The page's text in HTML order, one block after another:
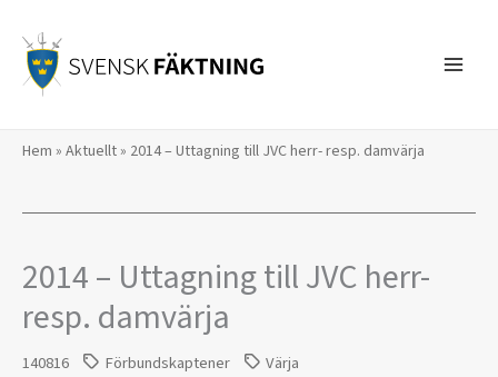
innehåll
Hem » Aktuellt» 2014 – Uttagning till JVC herr- resp. damvärja
2014 – Uttagning till JVC herr-
resp. damvärja
140816 Förbundskaptener Värja